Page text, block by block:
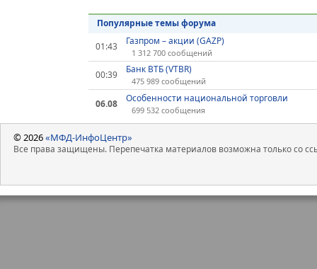
Популярные темы форума
01:43
Газпром – акции (GAZP)
1 312 700 сообщений
00:39 Банк ВТБ (VTBR)
475 989 сообщений
06.08 Особенности национальной торговли
699 532 сообщения
© 2026«МФД-ИнфоЦентр»
Все права защищены. Перепечатка материалов возможна только со